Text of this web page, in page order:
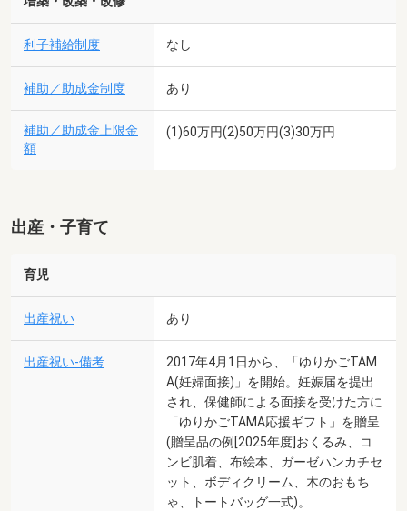
利子補給制度 なし
補助／助成金制度 あり
補助／助成金上限金
額
(1)60万円(2)50万円(3)30万円
出産・子育て
育児
出産祝い あり
出産祝い-備考
2017年4月1日から、「ゆりかごTAM
A(妊婦面接)」を開始。妊娠届を提出
され、保健師による面接を受けた方に
「ゆりかごTAMA応援ギフト」を贈呈
(贈呈品の例[2025年度]おくるみ、コ
ンビ肌着、布絵本、ガーゼハンカチセ
ット、ボディクリーム、木のおもち
ゃ、トートバッグ一式)。